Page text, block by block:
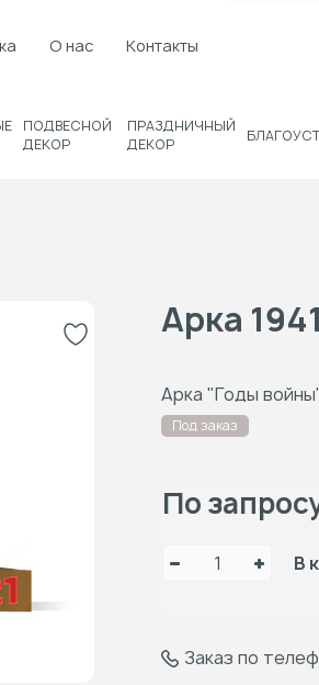
О нас Контакты
ПОДВЕСНОЙ
ДЕКОР
ПРАЗДНИЧНЫЙ
ДЕКОР
Арка
Арка "Годы
Под заказ
По
В
Заказ по